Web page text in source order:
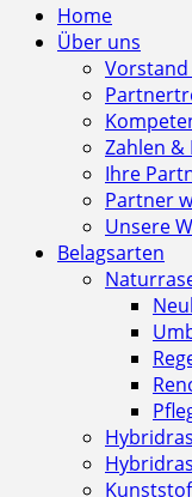
Home
Über uns
Zahlen &
Ihre
Partner
Unsere
Belagsarten